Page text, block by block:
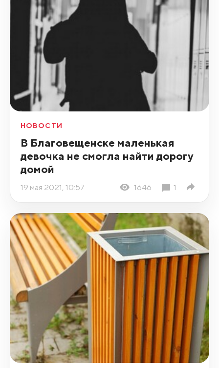
НОВОСТИ
В Благовещенске маленькая
девочка не смогла найти дорогу
домой
19 мая 2021, 10:57 1646 1